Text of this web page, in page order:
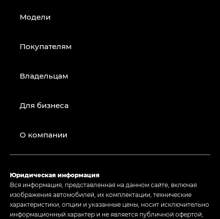
Модели
Покупателям
Владельцам
Для бизнеса
О компании
Юридическая информация
Вся информация, представленная на данном сайте, включая
изображения автомобилей, их комплектации, технические
характеристики, опции и указанные цены, носит исключительно
информационный характер и не является публичной офертой,